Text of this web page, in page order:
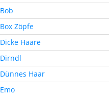
Bob
Box Zöpfe
Dicke Haare
Dirndl
Dünnes Haar
Emo